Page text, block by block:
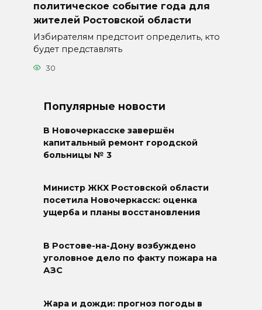
политическое событие года для
жителей Ростовской области
Избирателям предстоит определить, кто
будет представлять
30
Популярные новости
В Новочеркасске завершён
капитальный ремонт городской
больницы № 3
Министр ЖКХ Ростовской области
посетила Новочеркасск: оценка
ущерба и планы восстановления
В Ростове-на-Дону возбуждено
уголовное дело по факту пожара на
АЗС
Жара и дожди: прогноз погоды в